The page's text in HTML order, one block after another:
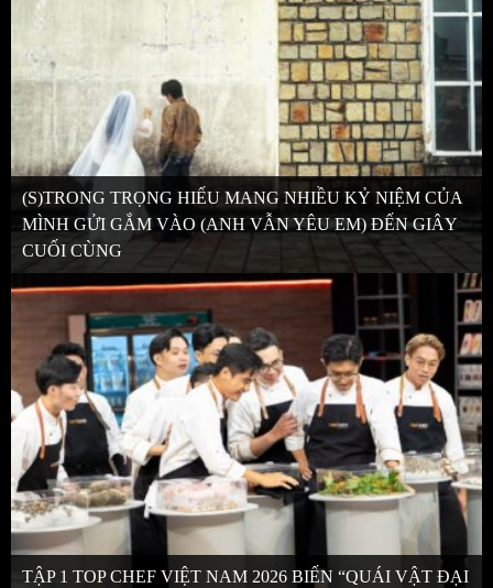
(S)TRONG TRỌNG HIẾU MANG NHIỀU KỶ NIỆM CỦA
MÌNH GỬI GẮM VÀO (ANH VẪN YÊU EM) ĐẾN GIÂY
CUỐI CÙNG
TẬP 1 TOP CHEF VIỆT NAM 2026 BIẾN “QUÁI VẬT ĐẠI